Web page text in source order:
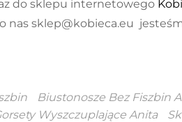
do sklepu internetowego
nas sklep@kobieca.eu
Biustonosze Bez Fiszbin
Wyszczuplające Anita